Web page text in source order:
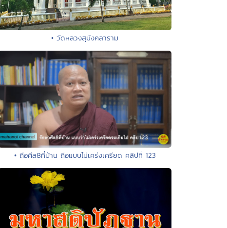
• วัดหลวงสุมังคลาราม
• ถือศีล8ที่บ้าน ถือแบบไม่เคร่งเครียด คลิปที่ 123